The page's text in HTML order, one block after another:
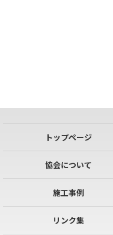
トップページ
協会について
施工事例
リンク集